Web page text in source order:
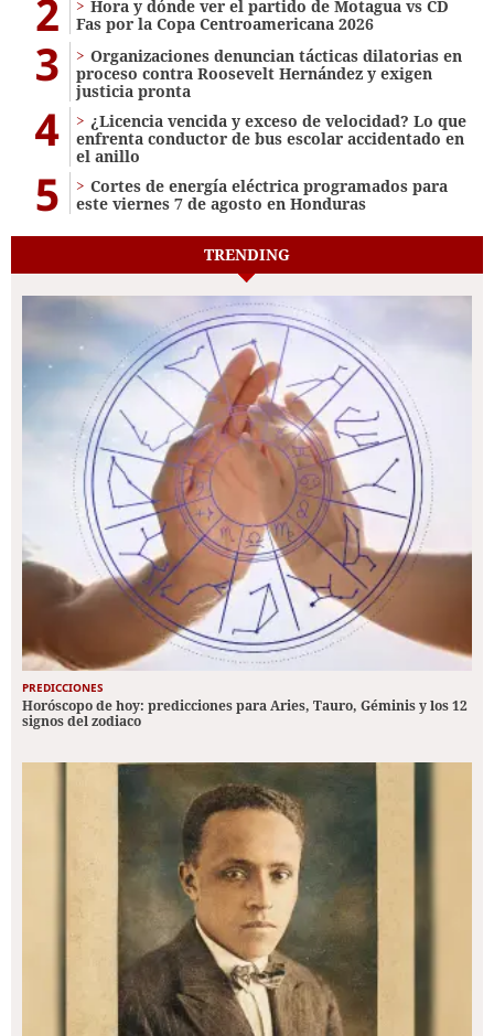
2
Hora y dónde ver el partido de Motagua vs CD
Fas por la Copa Centroamericana 2026
3
Organizaciones denuncian tácticas dilatorias en
proceso contra Roosevelt Hernández y exigen
justicia pronta
4
¿Licencia vencida y exceso de velocidad? Lo que
enfrenta conductor de bus escolar accidentado en
el anillo
5
Cortes de energía eléctrica programados para
este viernes 7 de agosto en Honduras
TRENDING
PREDICCIONES
Horóscopo de hoy: predicciones para Aries, Tauro, Géminis y los 12
signos del zodiaco